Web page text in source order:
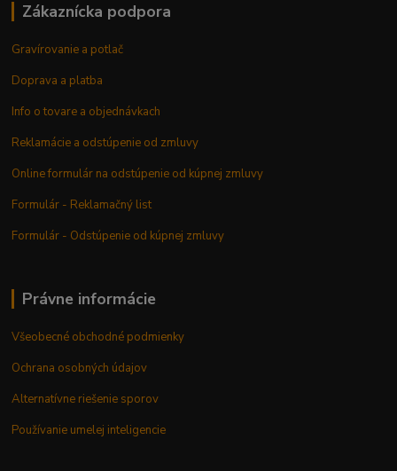
Zákaznícka podpora
Gravírovanie a potlač
Doprava a platba
Info o tovare a objednávkach
Reklamácie a odstúpenie od zmluvy
Online formulár na odstúpenie od kúpnej zmluvy
Formulár - Reklamačný list
Formulár - Odstúpenie od kúpnej zmluvy
Právne informácie
Všeobecné obchodné podmienky
Ochrana osobných údajov
Alternatívne riešenie sporov
Používanie umelej inteligencie